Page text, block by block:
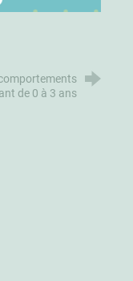
de 0 à 3 ans